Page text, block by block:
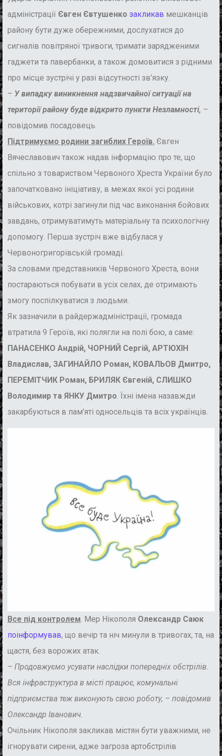
адміністрації Євген Євтушенко закликав мешканців
району бути дуже обережними, дослухатися до
сигналів повітряної тривоги, тримати зарядженими
гаджети та павербанки, а також домовитися з рідними
про місце зустрічі у разі відсутності зв’язку.
– У випадку виникнення надзвичайної ситуації на
території району буде відкрито пункти Незламності, –
повідомив посадовець.
Підтримуємо родини загиблих Героїв. Євген
Вячеславович також надав інформацію про те, що
спільно з товариством Червоного Хреста України було
започатковано ініціативу, в межах якої усі родини
військових, котрі загинули під час виконання бойових
завдань, отримуватимуть матеріальну та психологічну
допомогу. Перша зустріч вже відбулася у
Червоногригорівській громаді.
За словами представників Червоного Хреста, вони
постараються побувати в усіх селах, де отримають
змогу поспілкуватися з людьми.
Як зазначили в райдержадміністрації, громада
втратила 9 Героїв, які полягли на полі бою, а саме:
ПАНАСЕНКО Андрій, ЧОРНИЙ Сергій, АРТЮХІН
Владислав, ЗАГИНАЙЛО Роман, КОВАЛЬОВ Дмитро,
ПЕРЕМІТЧИК Роман, БРИЛЯК Євгеній, СЛИШКО
Володимир та ЯНКУ Дмитро . Їхні імена назавжди
закарбуються в пам’яті односельців та всіх українців.
Все під контролем. Мер Нікополя Олександр Саюк
поінформував, що вечір та ніч минули в тривогах, та, на
щастя, без ворожих атак.
– Продовжуємо усувати наслідки попередніх обстрілів.
Вся інфраструктура в місті працює, комунальні
підприємства теж виконують свою роботу, – повідомив
Олександр Іванович.
Очільник Нікополя закликав містян бути уважними, не
ігнорувати сирени, адже загроза артобстрілів